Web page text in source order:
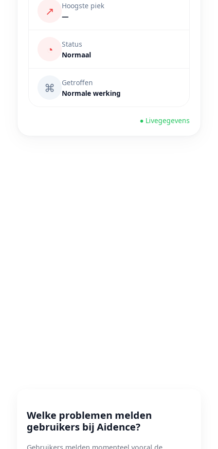
↗
Hoogste piek
—
◔
Status
Normaal
⌘
Getroffen
Normale werking
● Livegegevens
Welke problemen melden
gebruikers bij Aidence?